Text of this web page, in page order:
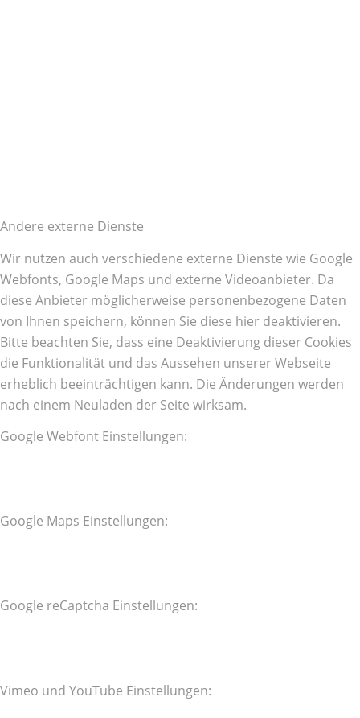
Andere externe Dienste
Wir nutzen auch verschiedene externe Dienste wie Google
Webfonts, Google Maps und externe Videoanbieter. Da
diese Anbieter möglicherweise personenbezogene Daten
von Ihnen speichern, können Sie diese hier deaktivieren.
Bitte beachten Sie, dass eine Deaktivierung dieser Cookies
die Funktionalität und das Aussehen unserer Webseite
erheblich beeinträchtigen kann. Die Änderungen werden
nach einem Neuladen der Seite wirksam.
Google Webfont Einstellungen:
Google Maps Einstellungen:
Google reCaptcha Einstellungen:
Vimeo und YouTube Einstellungen: